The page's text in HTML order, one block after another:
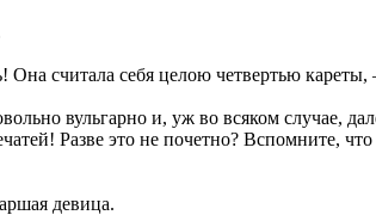
Она считала себя целою четвертью
вульгарно и, уж во всяком случае,
Разве это не почетно? Вспомните,
девица.